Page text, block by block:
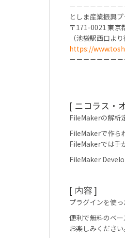
－－－－－－－
としま産業振興
〒171-0021 東京
（池袋駅西口よ
https://
－－－－－－－
[ ニコラス・
FileMakerの解析
FileMakerで作ら
FileMakerでは手
FileMaker
[ 内容 ]
プラグインを使
便利で無料のベ
お楽しみください